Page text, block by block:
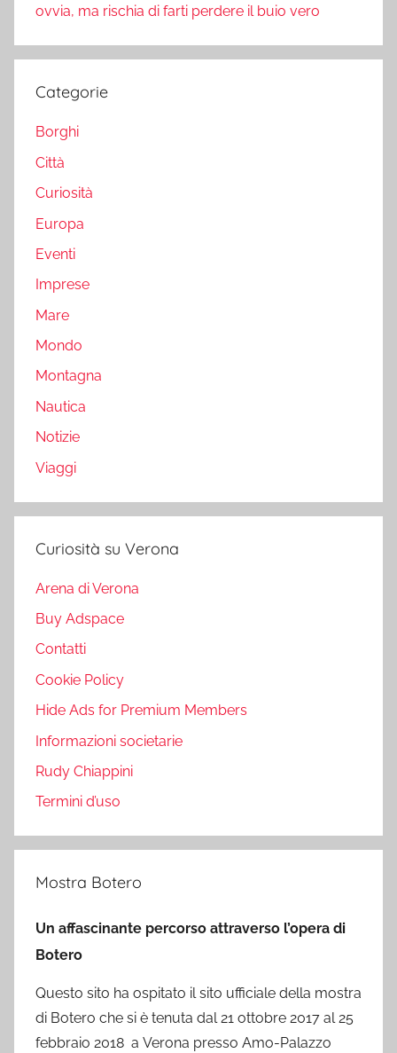
ovvia, ma rischia di farti perdere il buio vero
Categorie
Borghi
Città
Curiosità
Europa
Eventi
Imprese
Mare
Mondo
Montagna
Nautica
Notizie
Viaggi
Curiosità su Verona
Arena di Verona
Buy Adspace
Contatti
Cookie Policy
Hide Ads for Premium Members
Informazioni societarie
Rudy Chiappini
Termini d’uso
Mostra Botero
Un affascinante percorso attraverso l’opera di
Botero
Questo sito ha ospitato il sito ufficiale della mostra
di Botero che si è tenuta dal 21 ottobre 2017 al 25
febbraio 2018 a Verona presso Amo-Palazzo